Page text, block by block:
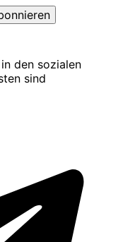
den sozialen
sind